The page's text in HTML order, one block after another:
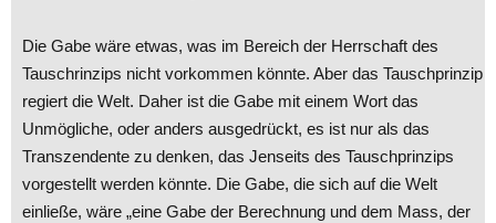
Die Gabe wäre etwas, was im Bereich der Herrschaft des
Tauschrinzips nicht vorkommen könnte. Aber das Tauschprinzip
regiert die Welt. Daher ist die Gabe mit einem Wort das
Unmögliche, oder anders ausgedrückt, es ist nur als das
Transzendente zu denken, das Jenseits des Tauschprinzips
vorgestellt werden könnte. Die Gabe, die sich auf die Welt
einließe, wäre „eine Gabe der Berechnung und dem Mass, der